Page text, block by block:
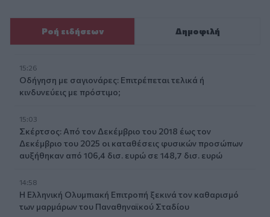
Ροή ειδήσεων Δημοφιλή
15:26
Οδήγηση με σαγιονάρες: Επιτρέπεται τελικά ή
κινδυνεύεις με πρόστιμο;
15:03
Σκέρτσος: Από τον Δεκέμβριο του 2018 έως τον
Δεκέμβριο του 2025 οι καταθέσεις φυσικών προσώπων
αυξήθηκαν από 106,4 δισ. ευρώ σε 148,7 δισ. ευρώ
14:58
Η Ελληνική Ολυμπιακή Επιτροπή ξεκινά τον καθαρισμό
των μαρμάρων του Παναθηναϊκού Σταδίου